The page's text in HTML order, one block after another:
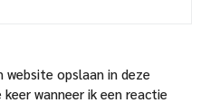
website opslaan in deze
wanneer ik een reactie